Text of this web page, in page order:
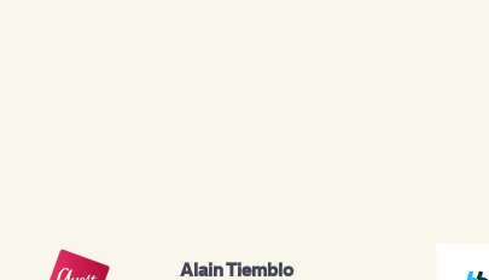
Alain Tiemblo